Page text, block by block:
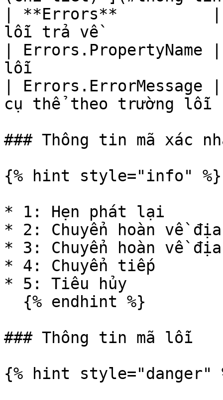
| **Errors**          |
lỗi trả về
|
lỗi
|
cụ thể theo trường
### Thông tin mã xác
{% hint style="info" %}
* 1: Hẹn phát lại
* 2: Chuyển hoàn về
* 3: Chuyển hoàn về
* 4: Chuyển tiếp
* 5: Tiêu hủy
### Thông tin mã lỗi
{% hint style="danger"